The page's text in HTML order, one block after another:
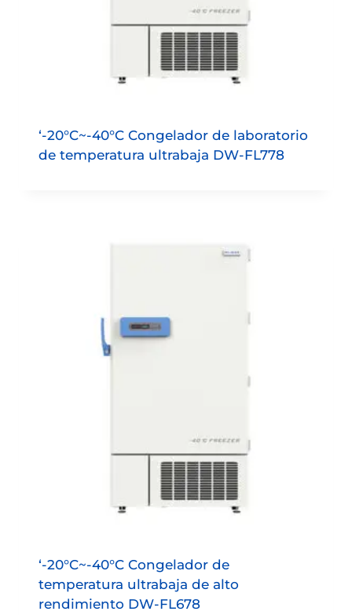
‘-20°C~-40°C Congelador de laboratorio
de temperatura ultrabaja DW-FL778
‘-20°C~-40°C Congelador de
temperatura ultrabaja de alto
rendimiento DW-FL678